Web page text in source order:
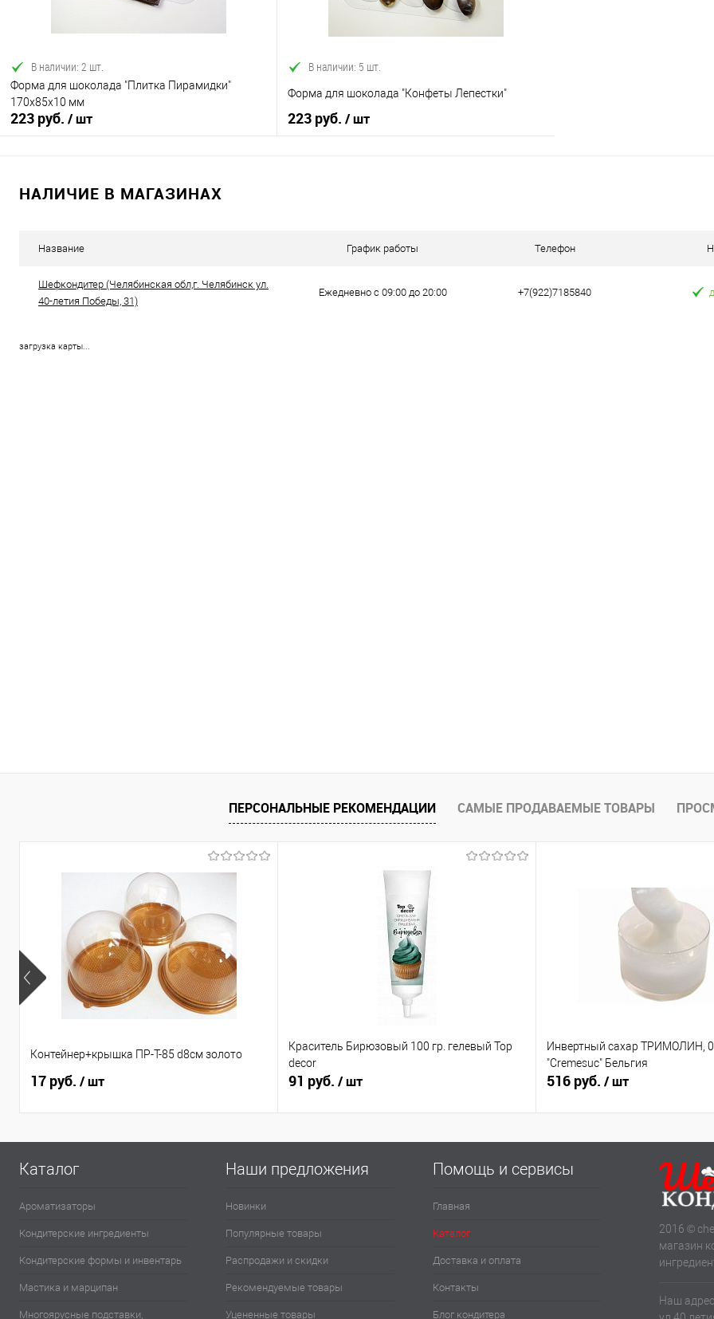
В наличии: 2 шт.
Форма для шоколада "Плитка Пирамидки"
170х85х10 мм
223 руб. / шт
В корзину
В наличии: 5 шт.
Форма для шоколада "Конфеты Лепестки"
223 руб. / шт
НАЛИЧИЕ В МАГАЗИНАХ
Название График работы Телефон
Шефкондитер (Челябинская обл,г. Челябинск ул.
40-летия Победы, 31)
Ежедневно с 09:00 до 20:00 +7(922)7185840
загрузка карты...
ПЕРСОНАЛЬНЫЕ РЕКОМЕНДАЦИИ САМЫЕ ПРОДАВАЕМЫЕ ТОВАРЫ
Контейнер+крышка ПР-Т-85 d8см золото
17 руб. / шт
Краситель Бирюзовый 100 гр. гелевый Top
decor
91 руб. / шт
Инвертный сахар ТРИМОЛИН,
"Cremesuc" Бельгия
516 руб. / шт
Каталог
Ароматизаторы
Кондитерские ингредиенты
Кондитерские формы и инвентарь
Мастика и марципан
Многоярусные подставки,
Наши предложения
Новинки
Популярные товары
Распродажи и скидки
Рекомендуемые товары
Уцененные товары
Помощь и сервисы
Главная
Каталог
Доставка и оплата
Контакты
Блог кондитера
2016 ©
магазин
Наш